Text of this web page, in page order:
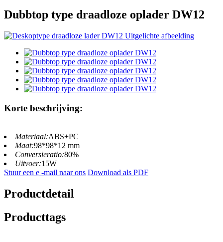
Dubbtop type draadloze oplader DW12
Korte beschrijving:
Materiaal:ABS+PC
Maat:98*98*12 mm
Conversieratio:80%
Uitvoer:15W
Stuur een e -mail naar ons Download als PDF
Productdetail
Producttags